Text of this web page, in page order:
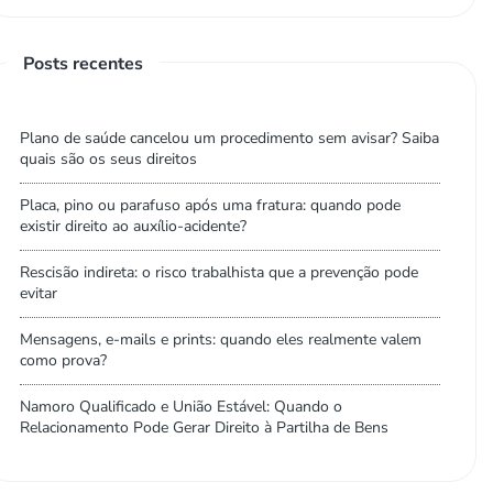
Posts recentes
Plano de saúde cancelou um procedimento sem avisar? Saiba
quais são os seus direitos
Placa, pino ou parafuso após uma fratura: quando pode
existir direito ao auxílio-acidente?
Rescisão indireta: o risco trabalhista que a prevenção pode
evitar
Mensagens, e-mails e prints: quando eles realmente valem
como prova?
Namoro Qualificado e União Estável: Quando o
Relacionamento Pode Gerar Direito à Partilha de Bens